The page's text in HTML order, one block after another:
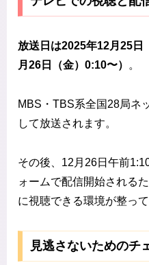
放送日は2025年12月25日
月26日（金）0:10〜）
。
MBS・TBS系全国28局ネ
して放送されます。
その後、12月26日午前
ォームで配信開始される
に視聴できる環境が整って
見逃さないためのチ